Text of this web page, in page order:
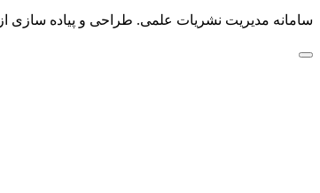
سامانه مدیریت نشریات علمی. طراحی و پیاده سازی از